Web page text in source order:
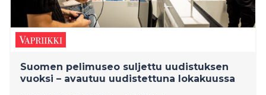
Suomen pelimuseo suljettu uudistuksen
vuoksi – avautuu uudistettuna lokakuussa